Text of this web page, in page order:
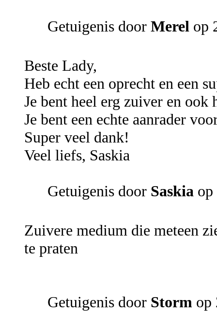
Getuigenis door Merel op
Beste Lady,
Heb echt een oprecht en een
Je bent heel erg zuiver en
Je bent een echte aanrader
Super veel dank!
Veel liefs, Saskia
Getuigenis door Saskia op
Zuivere medium die meteen
te praten
Getuigenis door Storm op